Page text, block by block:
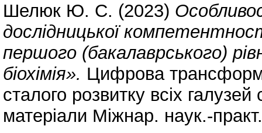
Шелюк Ю. С. (2023)
дослідницької
першого (бакалаврського)
біохімія». Цифрова
сталого розвитку всіх
матеріали Міжнар. наук.-